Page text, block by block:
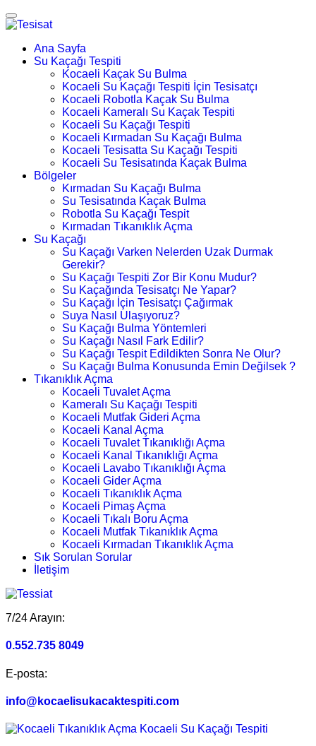
Ana Sayfa
Su Kaçağı Tespiti
Kocaeli Kaçak Su Bulma
Kocaeli Su Kaçağı Tespiti İçin Tesisatçı
Kocaeli Robotla Kaçak Su Bulma
Kocaeli Kameralı Su Kaçak Tespiti
Kocaeli Su Kaçağı Tespiti
Kocaeli Kırmadan Su Kaçağı Bulma
Kocaeli Tesisatta Su Kaçağı Tespiti
Kocaeli Su Tesisatında Kaçak Bulma
Bölgeler
Kırmadan Su Kaçağı Bulma
Su Tesisatında Kaçak Bulma
Robotla Su Kaçağı Tespit
Kırmadan Tıkanıklık Açma
Su Kaçağı
Su Kaçağı Varken Nelerden Uzak Durmak
Gerekir?
Su Kaçağı Tespiti Zor Bir Konu Mudur?
Su Kaçağında Tesisatçı Ne Yapar?
Su Kaçağı İçin Tesisatçı Çağırmak
Suya Nasıl Ulaşıyoruz?
Su Kaçağı Bulma Yöntemleri
Su Kaçağı Nasıl Fark Edilir?
Su Kaçağı Tespit Edildikten Sonra Ne Olur?
Su Kaçağı Bulma Konusunda Emin Değilsek ?
Tıkanıklık Açma
Kocaeli Tuvalet Açma
Kameralı Su Kaçağı Tespiti
Kocaeli Mutfak Gideri Açma
Kocaeli Kanal Açma
Kocaeli Tuvalet Tıkanıklığı Açma
Kocaeli Kanal Tıkanıklığı Açma
Kocaeli Lavabo Tıkanıklığı Açma
Kocaeli Gider Açma
Kocaeli Tıkanıklık Açma
Kocaeli Pimaş Açma
Kocaeli Tıkalı Boru Açma
Kocaeli Mutfak Tıkanıklık Açma
Kocaeli Kırmadan Tıkanıklık Açma
Sık Sorulan Sorular
İletişim
7/24 Arayın:
0.552.735 8049
E-posta:
info@kocaelisukacaktespiti.com